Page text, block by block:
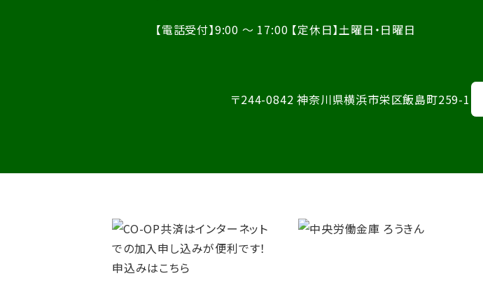
【電話受付】9:00 ～ 17:00 【定休日】土曜日・日曜日
〒244-0842 神奈川県横浜市栄区飯島町259-1